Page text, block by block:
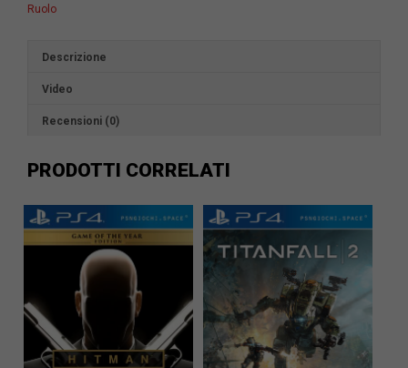
Ruolo
Descrizione
Video
Recensioni (0)
PRODOTTI CORRELATI